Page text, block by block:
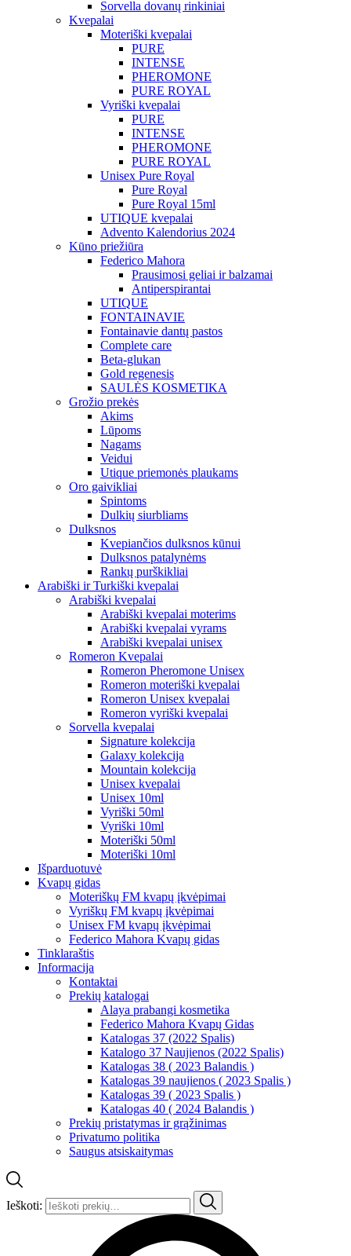
Sorvella dovanų rinkiniai
Kvepalai
Moteriški kvepalai
PURE
INTENSE
PHEROMONE
PURE ROYAL
Vyriški kvepalai
PURE
INTENSE
PHEROMONE
PURE ROYAL
Unisex Pure Royal
Pure Royal
Pure Royal 15ml
UTIQUE kvepalai
Advento Kalendorius 2024
Kūno priežiūra
Federico Mahora
Prausimosi geliai ir balzamai
Antiperspirantai
UTIQUE
FONTAINAVIE
Fontainavie dantų pastos
Complete care
Beta-glukan
Gold regenesis
SAULĖS KOSMETIKA
Grožio prekės
Akims
Lūpoms
Nagams
Veidui
Utique priemonės plaukams
Oro gaivikliai
Spintoms
Dulkių siurbliams
Dulksnos
Kvepiančios dulksnos kūnui
Dulksnos patalynėms
Rankų purškikliai
Arabiški ir Turkiški kvepalai
Arabiški kvepalai
Arabiški kvepalai moterims
Arabiški kvepalai vyrams
Arabiški kvepalai unisex
Romeron Kvepalai
Romeron Pheromone Unisex
Romeron moteriški kvepalai
Romeron Unisex kvepalai
Romeron vyriški kvepalai
Sorvella kvepalai
Signature kolekcija
Galaxy kolekcija
Mountain kolekcija
Unisex kvepalai
Unisex 10ml
Vyriški 50ml
Vyriški 10ml
Moteriški 50ml
Moteriški 10ml
Išparduotuvė
Kvapų gidas
Moteriškų FM kvapų įkvėpimai
Vyriškų FM kvapų įkvėpimai
Unisex FM kvapų įkvėpimai
Federico Mahora Kvapų gidas
Tinklaraštis
Informacija
Kontaktai
Prekių katalogai
Alaya prabangi kosmetika
Federico Mahora Kvapų Gidas
Katalogas 37 (2022 Spalis)
Katalogo 37 Naujienos (2022 Spalis)
Katalogas 38 ( 2023 Balandis )
Katalogas 39 naujienos ( 2023 Spalis )
Katalogas 39 ( 2023 Spalis )
Katalogas 40 ( 2024 Balandis )
Prekių pristatymas ir grąžinimas
Privatumo politika
Saugus atsiskaitymas
Ieškoti: